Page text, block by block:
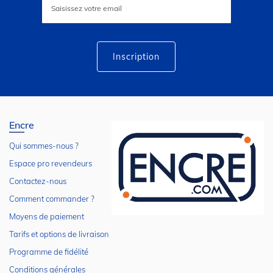
lettre
Inscription
Encre
Qui sommes-nous ?
Espace pro revendeurs
Contactez-nous
Comment commander ?
Moyens de paiement
Tarifs et options de livraison
Programme de fidélité
Conditions générales